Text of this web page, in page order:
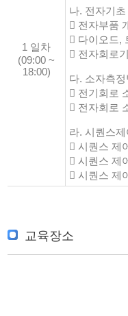
1 일차
(09:00 ~
18:00)
나. 전자기초
 전자부품
 다이오드,
 전자회로
다. 소자측정
 전기회로
 전자회로
라. 시퀀스제
 시퀀스 제
 시퀀스 제
 시퀀스 제
교육장소